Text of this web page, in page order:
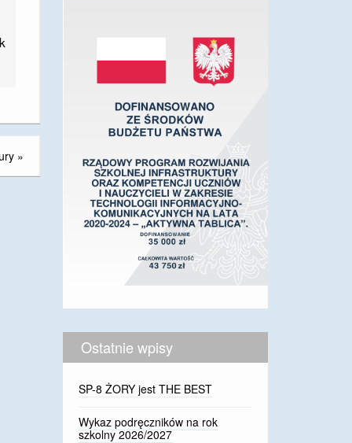
»
Ostatnie wpisy
SP-8 ŻORY jest THE BEST
Wykaz podręczników na rok
szkolny 2026/2027